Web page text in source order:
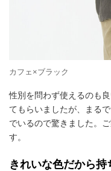
カフェ×ブラック
性別を問わず使えるのも
てもらいましたが、まる
でいるので驚きました。
す。
きれいな色だから